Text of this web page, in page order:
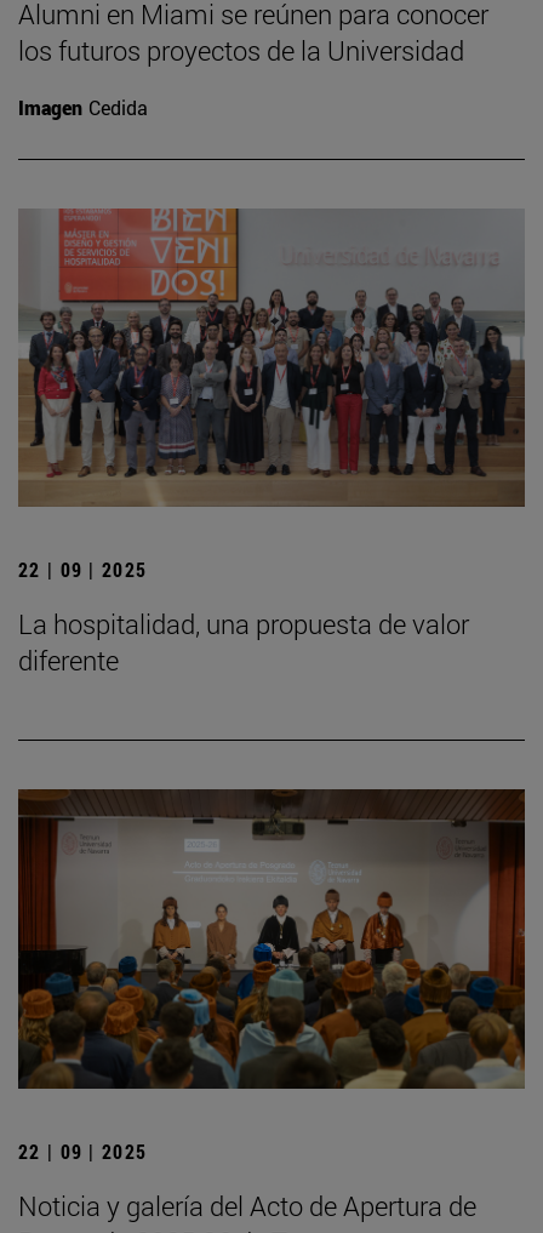
Alumni en Miami se reúnen para conocer
los futuros proyectos de la Universidad
Imagen Cedida
22 | 09 | 2025
La hospitalidad, una propuesta de valor
diferente
22 | 09 | 2025
Noticia y galería del Acto de Apertura de